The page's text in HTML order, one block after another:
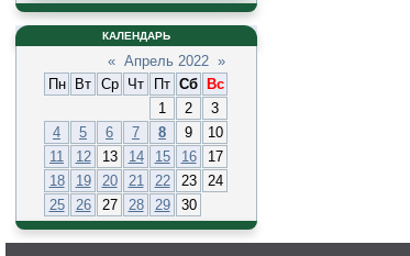
КАЛЕНДАРЬ
« Апрель 2022 »
Пн
Вт Ср Чт Пт Сб
Вс
1
2
3
4
5 6 7 8 9
10
11
12 13 14 15 16
17
18
19 20 21 22 23
24
25
26 27 28 29 30